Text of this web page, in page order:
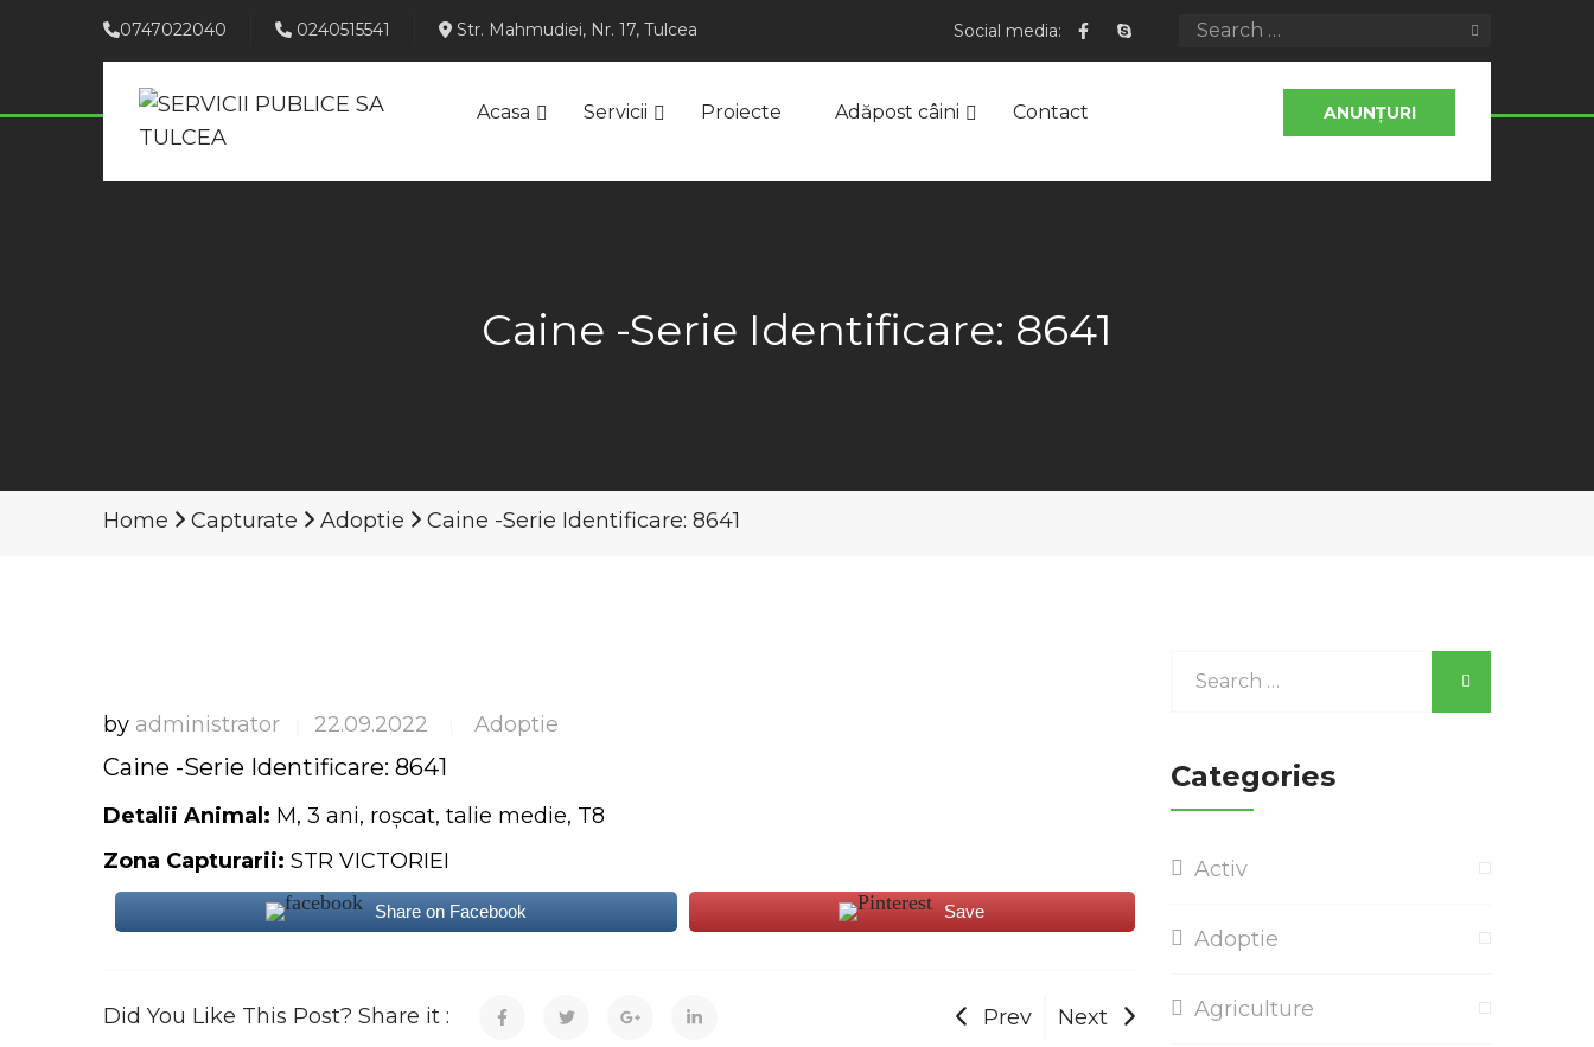
0747022040 0240515541 Str. Mahmudiei, Nr. 17, Tulcea Social media:
Acasa Servicii Proiecte Adăpost câini Contact ANUNȚURI
Caine -Serie Identificare: 8641
Home Capturate Adoptie Caine -Serie Identificare: 8641
by administrator 22.09.2022 Adoptie
Caine -Serie Identificare: 8641
Detalii Animal: M, 3 ani, roșcat, talie medie, T8
Zona Capturarii: STR VICTORIEI
Share on Facebook Save
Did You Like This Post? Share it : Prev Next
Categories
Activ
Adoptie
Agriculture